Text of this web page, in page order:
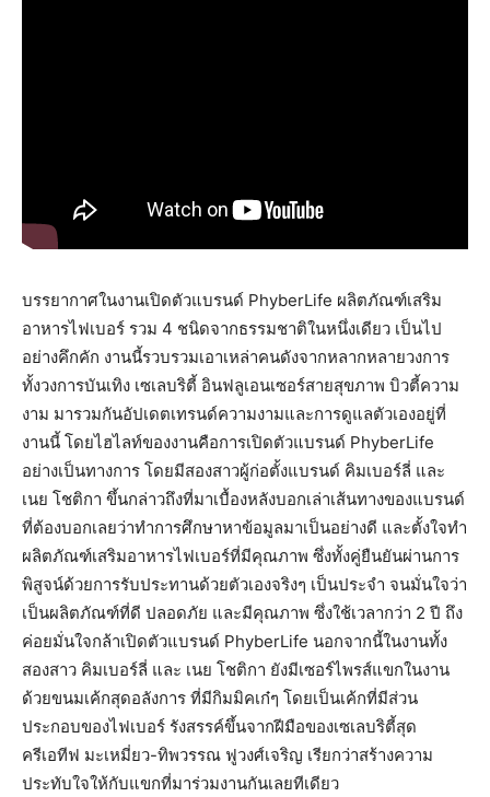
บรรยากาศในงานเปิดตัวแบรนด์ PhyberLife ผลิตภัณฑ์เสริม
อาหารไฟเบอร์ รวม 4 ชนิดจากธรรมชาติในหนึ่งเดียว เป็นไป
อย่างคึกคัก งานนี้รวบรวมเอาเหล่าคนดังจากหลากหลายวงการ
ทั้งวงการบันเทิง เซเลบริตี้ อินฟลูเอนเซอร์สายสุขภาพ บิวตี้ความ
งาม มารวมกันอัปเดตเทรนด์ความงามและการดูแลตัวเองอยู่ที่
งานนี้ โดยไฮไลท์ของงานคือการเปิดตัวแบรนด์ PhyberLife
อย่างเป็นทางการ โดยมีสองสาวผู้ก่อตั้งแบรนด์ คิมเบอร์ลี่ และ
เนย โชติกา ขึ้นกล่าวถึงที่มาเบื้องหลังบอกเล่าเส้นทางของแบรนด์
ที่ต้องบอกเลยว่าทำการศึกษาหาข้อมูลมาเป็นอย่างดี และตั้งใจทำ
ผลิตภัณฑ์เสริมอาหารไฟเบอร์ที่มีคุณภาพ ซึ่งทั้งคู่ยืนยันผ่านการ
พิสูจน์ด้วยการรับประทานด้วยตัวเองจริงๆ เป็นประจำ จนมั่นใจว่า
เป็นผลิตภัณฑ์ที่ดี ปลอดภัย และมีคุณภาพ ซึ่งใช้เวลากว่า 2 ปี ถึง
ค่อยมั่นใจกล้าเปิดตัวแบรนด์ PhyberLife นอกจากนี้ในงานทั้ง
สองสาว คิมเบอร์ลี่ และ เนย โชติกา ยังมีเซอร์ไพรส์แขกในงาน
ด้วยขนมเค้กสุดอลังการ ที่มีกิมมิคเก๋ๆ โดยเป็นเค้กที่มีส่วน
ประกอบของไฟเบอร์ รังสรรค์ขึ้นจากฝีมือของเซเลบริตี้สุด
ครีเอทีฟ มะเหมี่ยว-ทิพวรรณ ฟูวงศ์เจริญ เรียกว่าสร้างความ
ประทับใจให้กับแขกที่มาร่วมงานกันเลยทีเดียว